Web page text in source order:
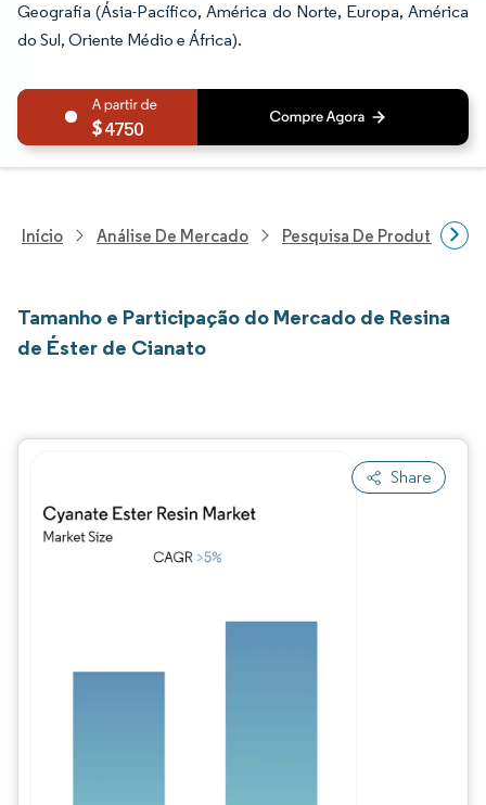
Geografia (Ásia-Pacífico, América do Norte, Europa, América
do Sul, Oriente Médio e África).
4750
Início Análise De Mercado Pesquisa De Produtos
Tamanho e Participação do Mercado de Resina
de Éster de Cianato
Share